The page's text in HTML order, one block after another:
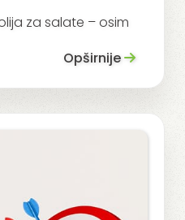
za salate – osim
Opširnije